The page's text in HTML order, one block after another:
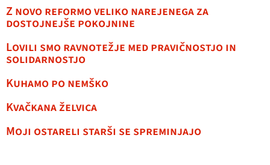
Z novo reformo veliko narejenega za
dostojnejše pokojnine
Lovili smo ravnotežje med pravičnostjo in
solidarnostjo
Kuhamo po nemško
Kvačkana želvica
Moji ostareli starši se spreminjajo